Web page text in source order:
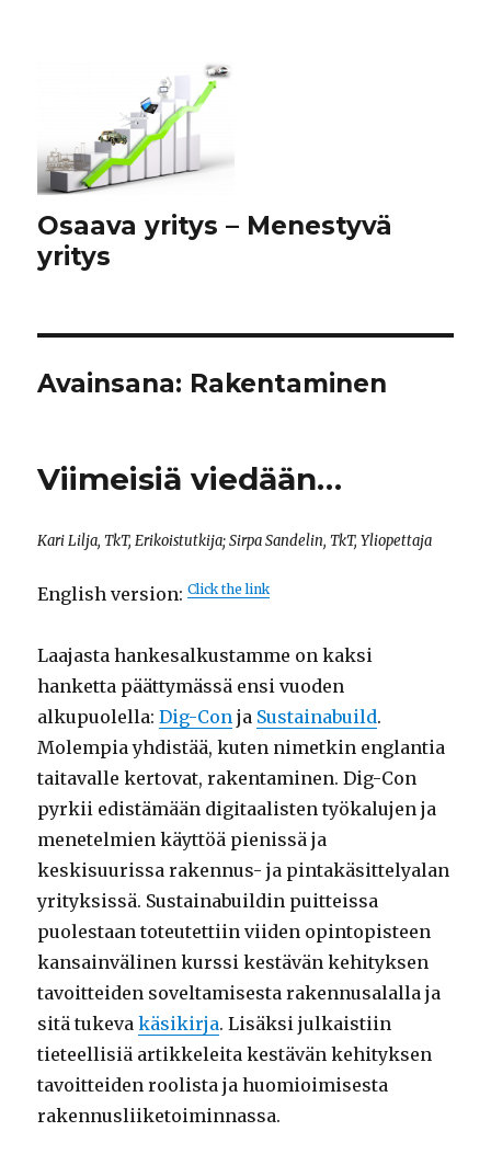
Osaava yritys – Menestyvä
yritys
Avainsana: Rakentaminen
Viimeisiä viedään…
Kari Lilja, TkT, Erikoistutkija; Sirpa Sandelin, TkT, Yliopettaja
English version:Click the link
Laajasta hankesalkustamme on kaksi
hanketta päättymässä ensi vuoden
alkupuolella:Dig-Con ja Sustainabuild.
Molempia yhdistää, kuten nimetkin englantia
taitavalle kertovat, rakentaminen. Dig-Con
pyrkii edistämään digitaalisten työkalujen ja
menetelmien käyttöä pienissä ja
keskisuurissa rakennus- ja pintakäsittelyalan
yrityksissä. Sustainabuildin puitteissa
puolestaan toteutettiin viiden opintopisteen
kansainvälinen kurssi kestävän kehityksen
tavoitteiden soveltamisesta rakennusalalla ja
sitä tukevakäsikirja. Lisäksi julkaistiin
tieteellisiä artikkeleita kestävän kehityksen
tavoitteiden roolista ja huomioimisesta
rakennusliiketoiminnassa.